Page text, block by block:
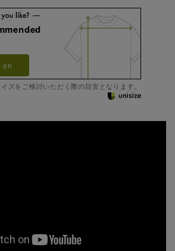
on
ズをご検討いただく際の目安となります。